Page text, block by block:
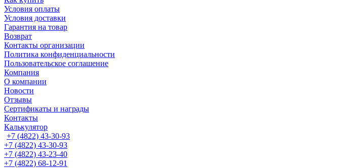
Условия оплаты
Условия доставки
Гарантия на товар
Возврат
Контакты организации
Политика конфиденциальности
Пользовательское соглашение
Компания
О компании
Новости
Отзывы
Сертификаты и награды
Контакты
Калькулятор
+7 (4822) 43-30-93
+7 (4822) 43-30-93
+7 (4822) 43-23-40
+7 (4822) 68-12-91